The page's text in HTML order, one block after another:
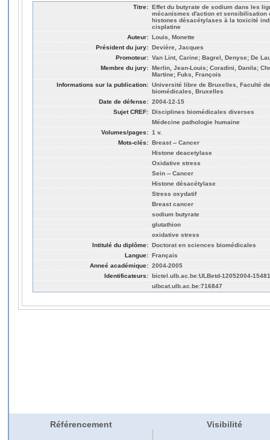
Titre: Effet du butyrate de sodium dans les
mécanismes d'action et
histones désacétylases à la toxicité
cisplatine
Auteur: Louis, Monette
Président du jury: Devière, Jacques
Promoteur: Van Lint, Carine; Bagrel, Denyse; De
Membre du jury: Merlin, Jean-Louis; Coradini, Danila;
Martine; Fuks, François
Informations sur la publication: Université libre de Bruxelles, Faculté
biomédicales, Bruxelles
Date de défense: 2004-12-15
Sujet CREF: Disciplines biomédicales diverses
Médecine pathologie humaine
Volumes/pages: 1 v.
Mots-clés: Breast -- Cancer
Histone deacetylase
Oxidative stress
Sein -- Cancer
Histone désacétylase
Stress oxydatif
Breast cancer
sodium butyrate
glutathion
oxidative stress
Intitulé du diplôme: Doctorat en sciences biomédicales
Langue: Français
Anneé académique: 2004-2005
Identificateurs: bictel.ulb.ac.be:ULBetd-12052004-
ulbcat.ulb.ac.be:716847
Référencement Visibilité